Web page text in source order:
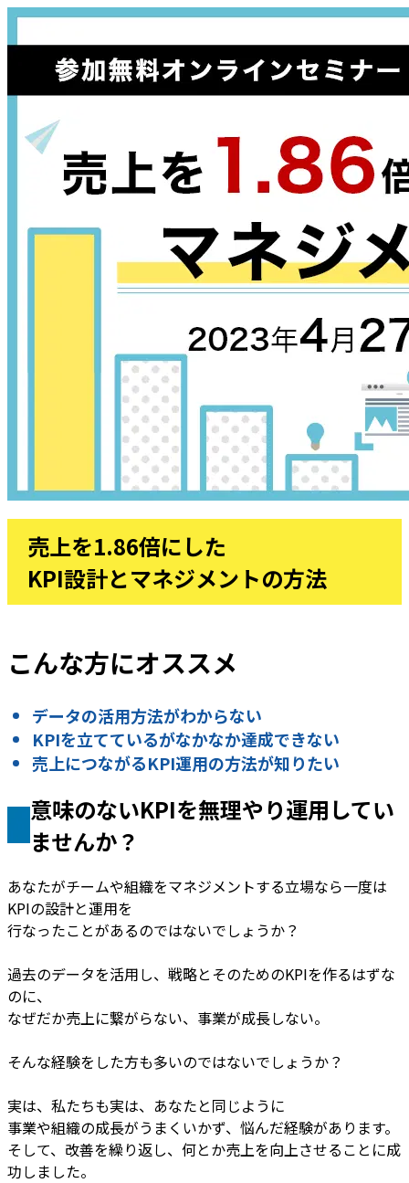
売上を1.86倍にした
KPI設計とマネジメントの方法
こんな方にオススメ
データの活用方法がわからない
KPIを立てているがなかなか達成できない
売上につながるKPI運用の方法が知りたい
意味のないKPIを無理やり運用してい
ませんか？
あなたがチームや組織をマネジメントする立場なら一度は
KPIの設計と運用を
行なったことがあるのではないでしょうか？
過去のデータを活用し、戦略とそのためのKPIを作るはずな
のに、
なぜだか売上に繋がらない、事業が成長しない。
そんな経験をした方も多いのではないでしょうか？
実は、私たちも実は、あなたと同じように
事業や組織の成長がうまくいかず、悩んだ経験があります。
そして、改善を繰り返し、何とか売上を向上させることに成
功しました。